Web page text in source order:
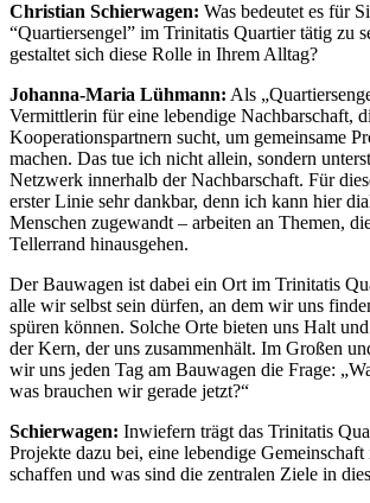
Christian Schierwagen: Was bedeutet es für
“Quartiersengel” im Trinitatis Quartier tätig zu
gestaltet sich diese Rolle in Ihrem Alltag?
Johanna-Maria Lühmann: Als
Vermittlerin für eine lebendige Nachbarschaft,
Kooperationspartnern sucht, um gemeinsame
machen. Das tue ich nicht allein, sondern
Netzwerk innerhalb der Nachbarschaft. Für
erster Linie sehr dankbar, denn ich kann hier
Menschen zugewandt – arbeiten an Themen,
Tellerrand hinausgehen.
Der Bauwagen ist dabei ein Ort im Trinitatis
alle wir selbst sein dürfen, an dem wir uns
spüren können. Solche Orte bieten uns Halt
der Kern, der uns zusammenhält. Im Großen
wir uns jeden Tag am Bauwagen die Frage:
was brauchen wir gerade jetzt?“
Schierwagen: Inwiefern trägt das Trinitatis
Projekte dazu bei, eine lebendige
schaffen und was sind die zentralen Ziele in